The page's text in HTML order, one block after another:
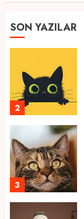
SON YAZILAR
2
3
4